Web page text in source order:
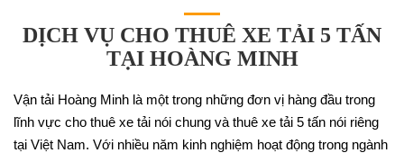
DỊCH VỤ CHO THUÊ XE TẢI 5 TẤN
TẠI HOÀNG MINH
Vận tải Hoàng Minh là một trong những đơn vị hàng đầu trong
lĩnh vực cho thuê xe tải nói chung và thuê xe tải 5 tấn nói riêng
tại Việt Nam. Với nhiều năm kinh nghiệm hoạt động trong ngành